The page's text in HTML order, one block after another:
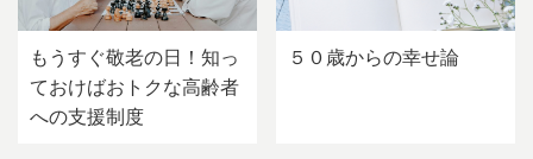
もうすぐ敬老の日！知っ
ておけばおトクな高齢者
への支援制度
５０歳からの幸せ論